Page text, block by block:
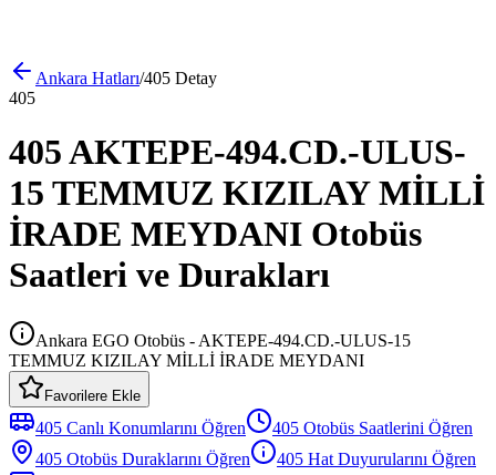
Ankara Hatları/405 Detay
405
405 AKTEPE-494.CD.-ULUS-
15 TEMMUZ KIZILAY MİLLİ
İRADE MEYDANI Otobüs
Saatleri ve Durakları
Ankara EGO Otobüs - AKTEPE-494.CD.-ULUS-15
TEMMUZ KIZILAY MİLLİ İRADE MEYDANI
Favorilere Ekle
405 Canlı Konumlarını Öğren 405 Otobüs Saatlerini Öğren
405 Otobüs Duraklarını Öğren 405 Hat Duyurularını Öğren